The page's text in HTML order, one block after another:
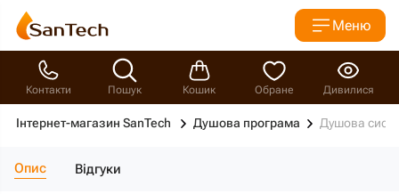
Меню
Контакти Пошук Кошик Обране Дивилися
Інтернет-магазин SanTech Душова програма Душова
Опис Відгуки